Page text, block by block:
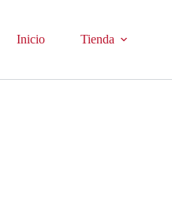
Inicio Tienda